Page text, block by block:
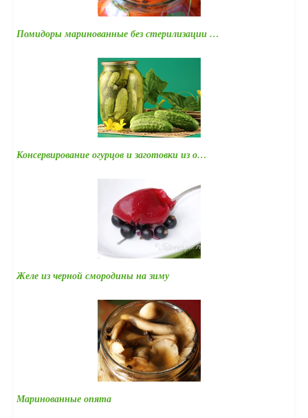
Помидоры маринованные без стерилизации …
Консервирование огурцов и заготовки из о…
Желе из черной смородины на зиму
Маринованные опята